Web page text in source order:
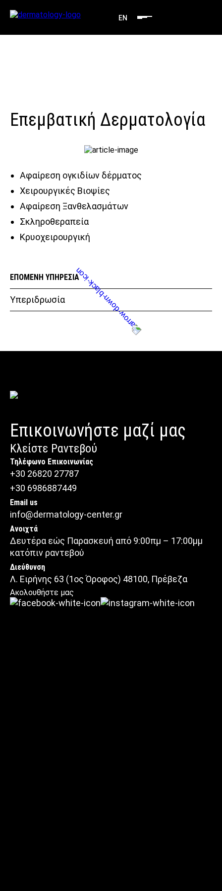
EN
Επεμβατική Δερματολογία
Αφαίρεση ογκιδίων δέρματος
Χειρουργικές Βιοψίες
Αφαίρεση Ξανθελασμάτων
Σκληροθεραπεία
Κρυοχειρουργική
ΕΠΟΜΕΝΗ ΥΠΗΡΕΣΙΑ
Υπεριδρωσία
Επικοινωνήστε μαζί μας
Κλείστε Ραντεβού
Τηλέφωνο Επικοινωνίας
+30 26820 27787
+30 6986887449
Email us
info@dermatology-center.gr
Ανοιχτά
Δευτέρα εώς Παρασκευή από 9:00πμ – 17:00μμ
κατόπιν ραντεβού
Διεύθυνση
Λ. Ειρήνης 63 (1ος Όροφος) 48100, Πρέβεζα
Ακολουθήστε μας